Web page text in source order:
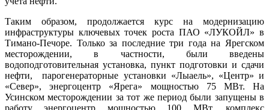
Таким образом, продолжается курс на модернизацию
инфраструктуры ключевых точек роста ПАО «ЛУКОЙЛ» в
Тимано-Печоре. Только за последние три года на Ярегском
месторождении, в частности, были введены
водоподготовительная установка, пункт подготовки и сдачи
нефти, парогенераторные установки «Лыаель», «Центр» и
«Север», энергоцентр «Ярега» мощностью 75 МВт. На
Усинском месторождении за тот же период были запущены в